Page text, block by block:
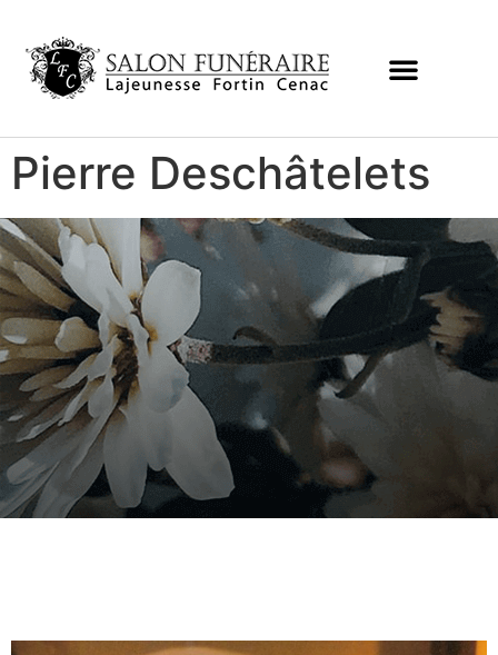
Pierre Deschâtelets